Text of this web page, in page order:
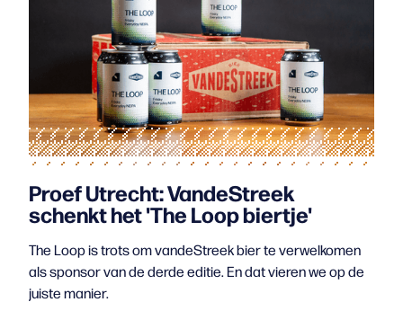
Proef Utrecht: VandeStreek
schenkt het 'The Loop biertje'
The Loop is trots om vandeStreek bier te verwelkomen
als sponsor van de derde editie. En dat vieren we op de
juiste manier.